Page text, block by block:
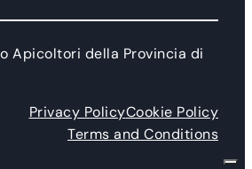
Apicoltori della Provincia di
Privacy PolicyCookie Policy
Terms and Conditions